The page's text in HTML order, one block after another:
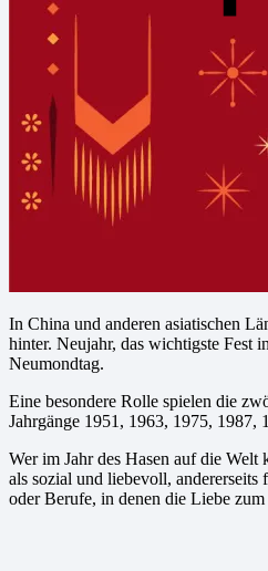
In China und anderen asiatischen
hinter. Neujahr, das wichtigste Fest
Neumondtag.
Eine besondere Rolle spielen die
Jahrgänge 1951, 1963, 1975, 1987,
Wer im Jahr des Hasen auf die Welt
als sozial und liebevoll,
oder Berufe, in denen die Liebe